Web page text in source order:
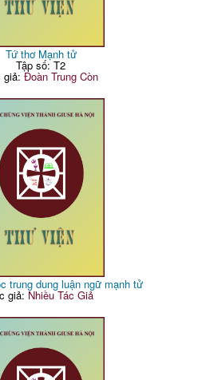
Tứ thơ Mạnh tử
Tập số: T2
giả: Đoàn Trung Còn
trung dung luận ngữ mạnh tử
giả:Nhiều Tác Giả